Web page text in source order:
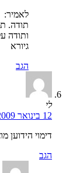
לאמיר:
תודה.
ותודה
גיורא
הגב
לי
12 בינואר 2009 ב 9:59
דימוי הידוען
הגב